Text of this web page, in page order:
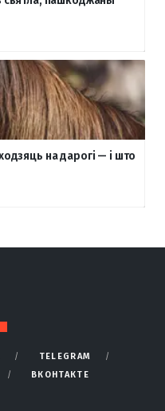
на дарогі — і што
TELEGRAM
ВКОНТАКТЕ